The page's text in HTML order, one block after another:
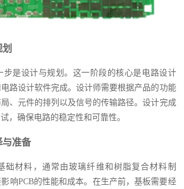
步是设计与规划。这一阶段的核心是电路设计
路设计软件完成。设计师需要根据产品的功能
、元件的排列以及信号的传输路径。设计完成
，确保电路的稳定性和可靠性。
与准备
础材料，通常由玻璃纤维和树脂复合材料制
响PCB的性能和成本。在生产前，基板需要经